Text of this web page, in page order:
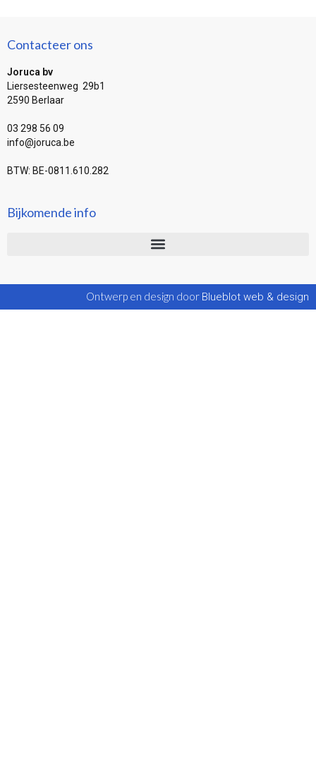
Contacteer ons
Joruca bv
Liersesteenweg 29b1
2590 Berlaar
03 298 56 09
info@joruca.be
BTW: BE-0811.610.282
Bijkomende info
Ontwerp en design door Blueblot web & design